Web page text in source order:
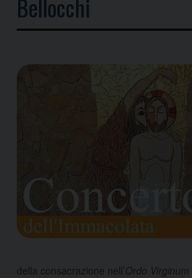
Bellocchi
della consacrazione nell’Ordo Virginum